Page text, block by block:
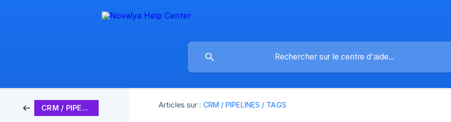
CRM / PIPELINES / TAGS Articles sur : CRM / PIPELINES / TAGS